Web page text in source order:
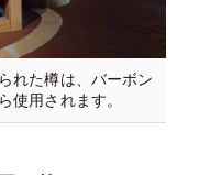
れた樽は、バーボン
使用されます。